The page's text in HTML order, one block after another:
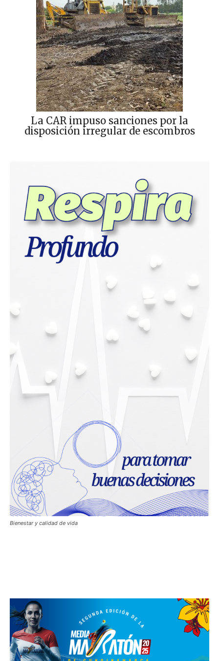
La CAR impuso sanciones por la
disposición irregular de escombros
Bienestar y calidad de vida